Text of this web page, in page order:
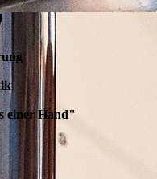
einer Hand"